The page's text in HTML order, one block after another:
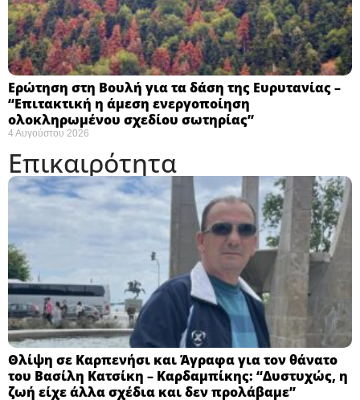
Ερώτηση στη Βουλή για τα δάση της Ευρυτανίας –
“Eπιτακτική η άμεση ενεργοποίηση
ολοκληρωμένου σχεδίου σωτηρίας”
4 Αυγούστου 2026
Επικαιρότητα
Θλίψη σε Καρπενήσι και Άγραφα για τον θάνατο
του Βασίλη Κατσίκη – Καρδαμπίκης: “Δυστυχώς, η
ζωή είχε άλλα σχέδια και δεν προλάβαμε”